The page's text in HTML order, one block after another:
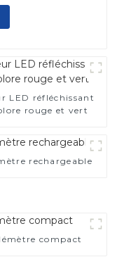
LED réfléchissant
rouge et vert
rechargeable
compact